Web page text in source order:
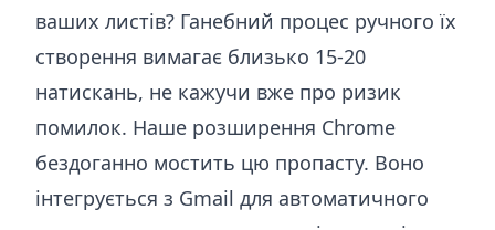
ваших листів? Ганебний процес ручного їх
створення вимагає близько 15-20
натискань, не кажучи вже про ризик
помилок. Наше розширення Chrome
бездоганно мостить цю пропасту. Воно
інтегрується з Gmail для автоматичного